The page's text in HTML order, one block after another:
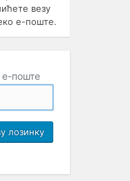
везу
е-поште.
поште